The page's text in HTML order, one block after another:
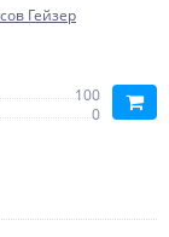
Гейзер
100
0